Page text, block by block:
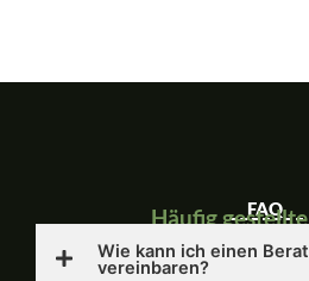
FAQ
Häufig
Wie kann ich einen
vereinbaren?